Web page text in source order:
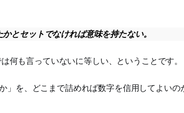
とセットでなければ意味を持たない。
何も言っていないに等しい、ということです。
」を、どこまで詰めれば数字を信用してよいの